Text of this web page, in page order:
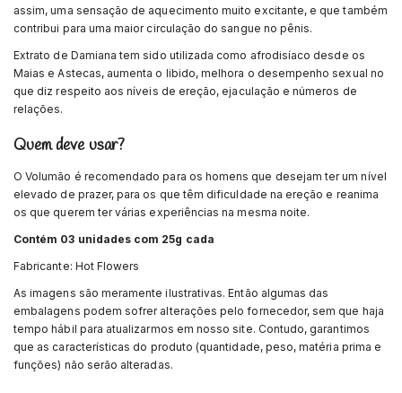
assim, uma sensação de aquecimento muito excitante, e que também
contribui para uma maior circulação do sangue no pênis.
Extrato de Damiana tem sido utilizada como afrodisíaco desde os
Maias e Astecas, aumenta o libido, melhora o desempenho sexual no
que diz respeito aos níveis de ereção, ejaculação e números de
relações.
Quem deve usar?
O Volumão é recomendado para os homens que desejam ter um nível
elevado de prazer, para os que têm dificuldade na ereção e reanima
os que querem ter várias experiências na mesma noite.
Contém 03 unidades com 25g cada
Fabricante: Hot Flowers
As imagens são meramente ilustrativas. Então algumas das
embalagens podem sofrer alterações pelo fornecedor, sem que haja
tempo hábil para atualizarmos em nosso site. Contudo, garantimos
que as características do produto (quantidade, peso, matéria prima e
funções) não serão alteradas.